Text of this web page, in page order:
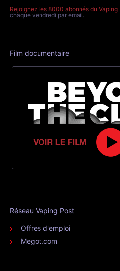
Rejoignez les 8000 abonnés du Vaping
chaque vendredi par email.
Film documentaire
Réseau Vaping Post
Offres d'emploi
Megot.com